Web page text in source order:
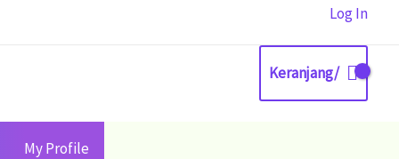
Log In
Keranjang/
My Profile